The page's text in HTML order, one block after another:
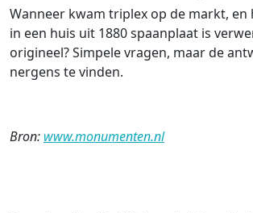
Wanneer kwam triplex op de markt, en
in een huis uit 1880 spaanplaat is
origineel? Simpele vragen, maar de
nergens te vinden.
Bron: www.monumenten.nl